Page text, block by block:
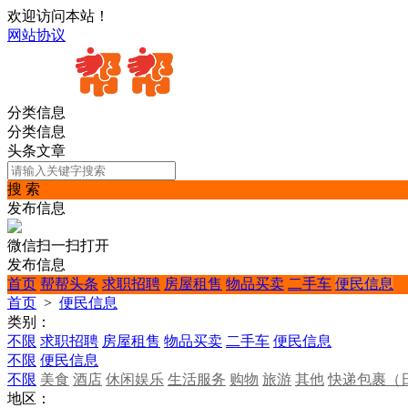
欢迎访问本站！
网站协议
分类信息
分类信息
头条文章
搜 索
发布信息
微信扫一扫打开
发布信息
首页 帮帮头条 求职招聘 房屋租售 物品买卖 二手车 便民信息
首页 > 便民信息
类别：
不限 求职招聘 房屋租售 物品买卖 二手车 便民信息
不限 便民信息
不限 美食 酒店 休闲娱乐 生活服务 购物 旅游 其他 快递包裹（
地区：